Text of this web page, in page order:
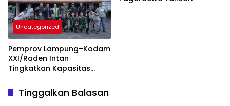
Uncategorized
Pemprov Lampung–Kodam
XXI/Raden Intan
Tingkatkan Kapasitas
Komunikasi Publik
Tinggalkan Balasan